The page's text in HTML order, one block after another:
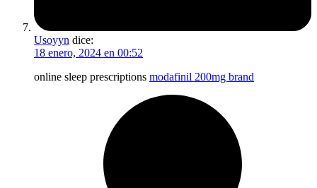
Usoyyn dice:
18 enero, 2024 en 00:52
online sleep prescriptions modafinil 200mg brand